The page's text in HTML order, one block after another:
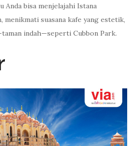
Anda bisa menjelajahi Istana
menikmati suasana kafe yang estetik,
indah—seperti Cubbon Park.